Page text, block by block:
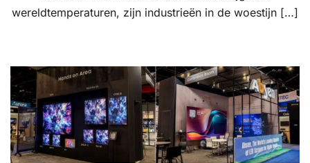
wereldtemperaturen, zijn industrieën in de woestijn […]